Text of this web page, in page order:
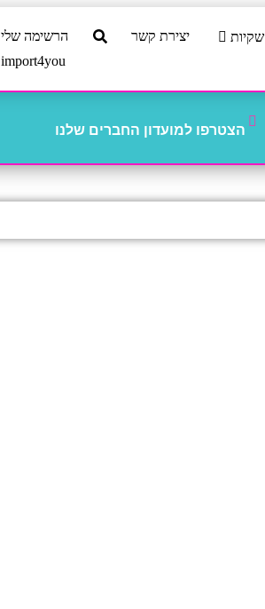
שקיות יצירת קשר
הרשימה שלי
import4you
הצטרפו למועדון החברים שלנו